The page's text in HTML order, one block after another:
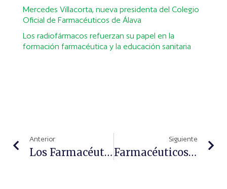
Mercedes Villacorta, nueva presidenta del Colegio
Oficial de Farmacéuticos de Álava
Los radiofármacos refuerzan su papel en la
formación farmacéutica y la educación sanitaria
Anterior
Los Farmacéuticos De Jaén Profundizan En El Manejo Crónico De La Osteoporosis
Siguiente
Farmacéuticos Sin Fronteras De España: La Voz Del Tercer Sector De La Farmacia